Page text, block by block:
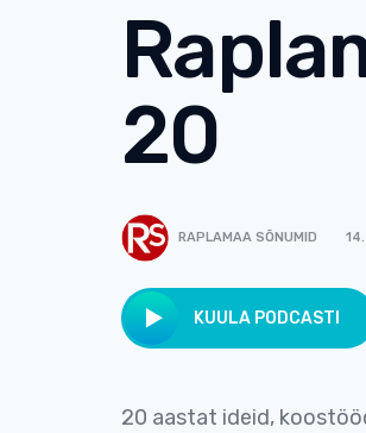
20
RAPLAMAA SÕNUMID
KUULA PODCASTI
20 aastat ideid,